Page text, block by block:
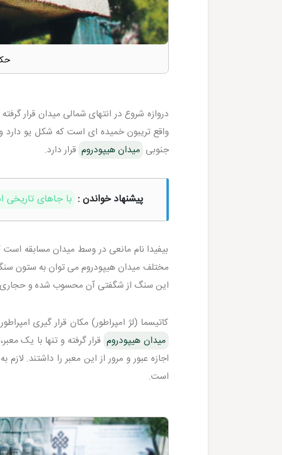
دروازه شروع در انتهای شمالی میدان قرار
واقع تریبون خمیده ای است که شکل یو دارد
جنوبی میدان هیپودروم قرار دارد.
پیشنهاد خواندن : با جاهای تاریخی
بیفیدا نام مانعی در وسط میدان مسابقه
مختلف میدان هیپودروم می توان به ستون
این سنگ از شگفتی آن محسوب شده و
کاتیسما (لژ امپراطور) مکان قرار گیری
میدان هیپودروم قرار گرفته و تنها با یک
است.